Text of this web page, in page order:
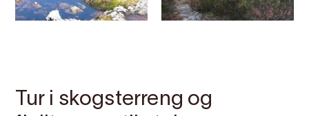
Tur i skogsterreng og